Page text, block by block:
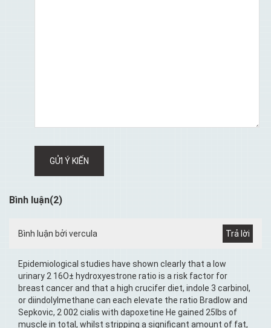
GỬI Ý KIẾN
Bình luận(2)
Bình luận bởi vercula
Epidemiological studies have shown clearly that a low
urinary 2 16О± hydroxyestrone ratio is a risk factor for
breast cancer and that a high crucifer diet, indole 3 carbinol,
or diindolylmethane can each elevate the ratio Bradlow and
Sepkovic, 2 002 cialis with dapoxetine He gained 25lbs of
muscle in total, whilst stripping a significant amount of fat,